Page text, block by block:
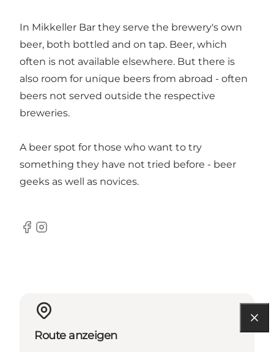
In Mikkeller Bar they serve the brewery's own
beer, both bottled and on tap. Beer, which
often is not available elsewhere. But there is
also room for unique beers from abroad - often
beers not served outside the respective
breweries.
A beer spot for those who want to try
something they have not tried before - beer
geeks as well as novices.
Facebook
Instagram
Route anzeigen